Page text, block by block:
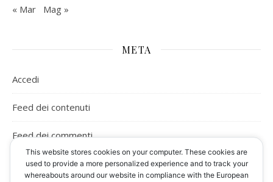
« Mar Mag »
META
Accedi
Feed dei contenuti
Feed dei commenti
WordPress.org
This website stores cookies on your computer. These cookies are
used to provide a more personalized experience and to track your
whereabouts around our website in compliance with the European